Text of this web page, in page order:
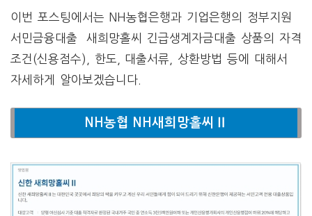
이번 포스팅에서는 NH농협은행과 기업은행의 정부지원
서민금융대출 새희망홀씨 긴급생계자금대출 상품의 자격
조건(신용점수), 한도, 대출서류, 상환방법 등에 대해서
자세하게 알아보겠습니다.
NH농협 NH새희망홀씨Ⅱ